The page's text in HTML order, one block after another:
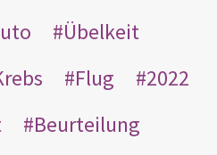
Übelkeit
Flug
2022
Beurteilung